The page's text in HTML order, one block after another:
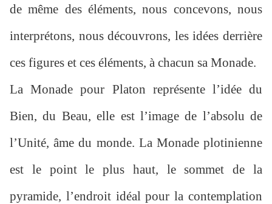
de même des éléments, nous concevons, nous
interprétons, nous découvrons, les idées derrière
ces figures et ces éléments, à chacun sa Monade.
La Monade pour Platon représente l’idée du
Bien, du Beau, elle est l’image de l’absolu de
l’Unité, âme du monde. La Monade plotinienne
est le point le plus haut, le sommet de la
pyramide, l’endroit idéal pour la contemplation